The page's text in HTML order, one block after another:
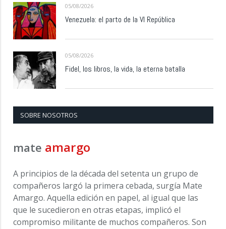
05/08/2026
Venezuela: el parto de la VI República
05/08/2026
Fidel, los libros, la vida, la eterna batalla
SOBRE NOSOTROS
mate amargo
A principios de la década del setenta un grupo de
compañeros largó la primera cebada, surgía Mate
Amargo. Aquella edición en papel, al igual que las
que le sucedieron en otras etapas, implicó el
compromiso militante de muchos compañeros. Son